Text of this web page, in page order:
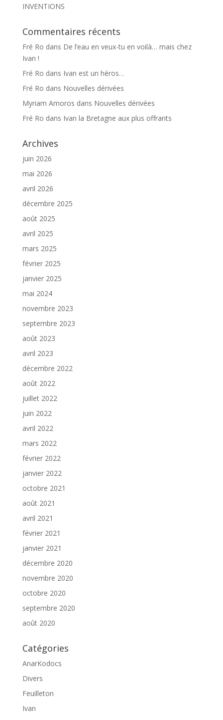
INVENTIONS
Commentaires récents
Fré Ro dans De l’eau en veux-tu en voilà… mais chez
Ivan !
Fré Ro dans Ivan est un héros…
Fré Ro dans Nouvelles dérivées
Myriam Amoros dans Nouvelles dérivées
Fré Ro dans Ivan la Bretagne aux plus offrants
Archives
juin 2026
mai 2026
avril 2026
décembre 2025
août 2025
avril 2025
mars 2025
février 2025
janvier 2025
mai 2024
novembre 2023
septembre 2023
août 2023
avril 2023
décembre 2022
août 2022
juillet 2022
juin 2022
avril 2022
mars 2022
février 2022
janvier 2022
octobre 2021
août 2021
avril 2021
février 2021
janvier 2021
décembre 2020
novembre 2020
octobre 2020
septembre 2020
août 2020
Catégories
AnarKodocs
Divers
Feuilleton
Ivan